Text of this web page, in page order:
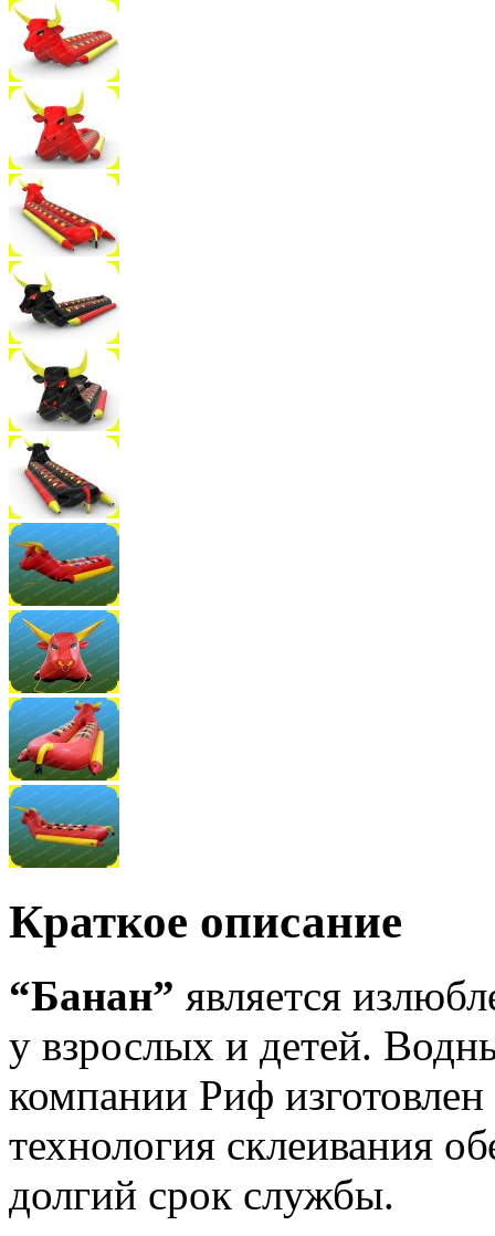
Краткое описание
“Банан” является
у взрослых и детей.
компании Риф
технология склеивания
долгий срок службы.